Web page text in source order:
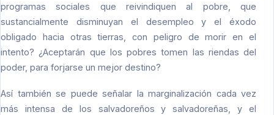
programas sociales que reivindiquen al pobre, que
sustancialmente disminuyan el desempleo y el éxodo
obligado hacia otras tierras, con peligro de morir en el
intento? ¿Aceptarán que los pobres tomen las riendas del
poder, para forjarse un mejor destino?
Así también se puede señalar la marginalización cada vez
más intensa de los salvadoreños y salvadoreñas, y el